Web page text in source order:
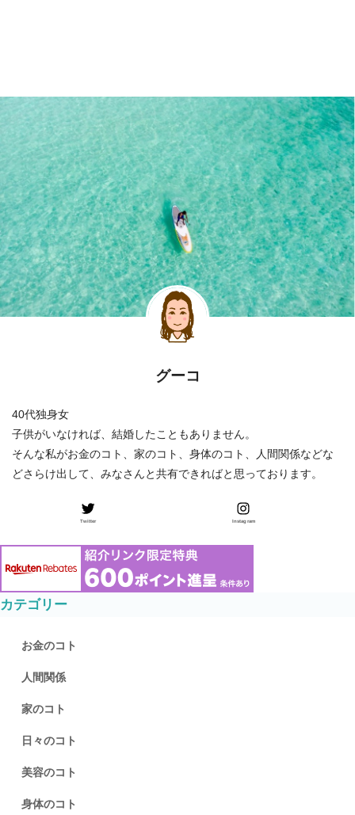
グーコ
40代独身女
子供がいなければ、結婚したこともありません。
そんな私がお金のコト、家のコト、身体のコト、人間関係などな
どさらけ出して、みなさんと共有できればと思っております。
Twitter Instagram
カテゴリー
お金のコト
人間関係
家のコト
日々のコト
美容のコト
身体のコト